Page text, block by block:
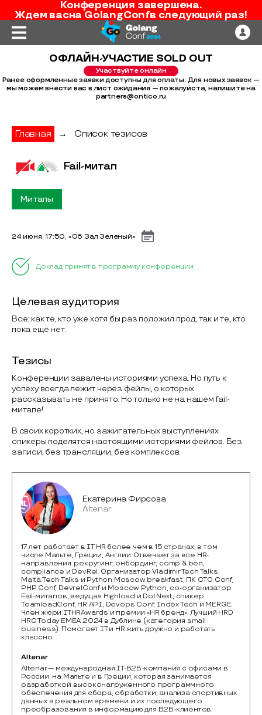
Конференция завершена.
Ждем васна GolangConfв следующий раз!
ОФЛАЙН-УЧАСТИЕ SOLD OUT
Участвуйте онлайн
Ранее оформленные заявки доступны для оплаты. Для новых заявок —
мы можем внести вас в лист ожидания — пожалуйста, напишите на
partners@ontico.ru
Главная → Список тезисов
Fail-митап
Митапы
24 июня, 17:50, «06 Зал Зеленый»
Доклад принят в программу конференции
Целевая аудитория
Все: как те, кто уже хотя бы раз положил прод, так и те, кто
пока ещё нет.
Тезисы
Конференции завалены историями успеха. Но путь к
успеху всегда лежит через фейлы, о которых
рассказывать не принято. Но только не на нашем fail-
митапе!
В своих коротких, но зажигательных выступлениях
спикеры поделятся настоящими историями фейлов. Без
записи, без трансляции, без комплексов.
Екатерина Фирсова
Altenar
17 лет работает в IT HR более чем в 15 странах, в том
числе Мальте, Греции, Англии. Oтвечает за все HR-
направления: рекрутинг, онбординг, comp & ben,
compliance и DevRel. Организатор Vladimir Tech Talks,
Malta Tech Talks и Python Moscow breakfast, ПК CTO Conf,
PHP Conf, DevrelConf и Moscow Python, со-организатор
Fail-митапов, ведущая Highload и DotNext, спикер
TeamleadConf, HR API, Devops Conf, Index Tech и MERGE.
Член жюри ITHRAwards и премии «HR бренд». Лучший HRD
HRO Today EMEA 2024 в Дублине (категория small
business). Помогает IT и HR жить дружно и работать
классно.
Altenar
Altenar — международная IT-B2B-компания с офисами в
России, на Мальте и в Греции, которая занимается
разработкой высоконагруженного программного
обеспечения для сбора, обработки, анализа спортивных
данных в реальном времени и их последующего
преобразования в информацию для B2B-клиентов.